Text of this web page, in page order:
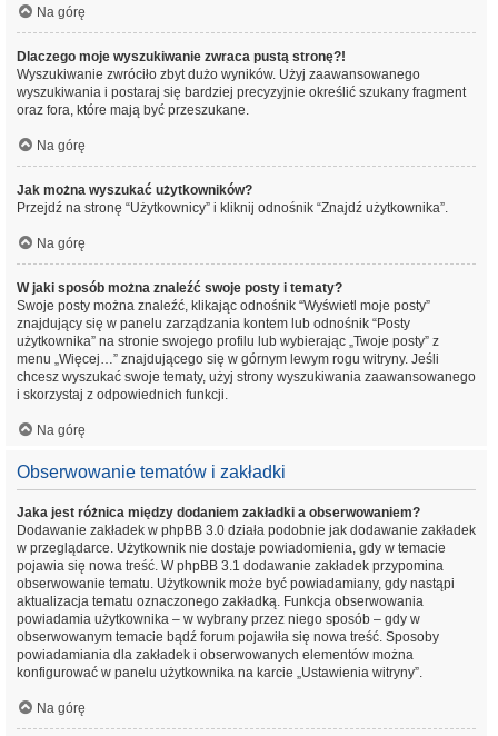
Na górę
Dlaczego moje wyszukiwanie zwraca pustą stronę?!
Wyszukiwanie zwróciło zbyt dużo wyników. Użyj zaawansowanego
wyszukiwania i postaraj się bardziej precyzyjnie określić szukany fragment
oraz fora, które mają być przeszukane.
Na górę
Jak można wyszukać użytkowników?
Przejdź na stronę “Użytkownicy” i kliknij odnośnik “Znajdź użytkownika”.
Na górę
W jaki sposób można znaleźć swoje posty i tematy?
Swoje posty można znaleźć, klikając odnośnik “Wyświetl moje posty”
znajdujący się w panelu zarządzania kontem lub odnośnik “Posty
użytkownika” na stronie swojego profilu lub wybierając „Twoje posty” z
menu „Więcej…” znajdującego się w górnym lewym rogu witryny. Jeśli
chcesz wyszukać swoje tematy, użyj strony wyszukiwania zaawansowanego
i skorzystaj z odpowiednich funkcji.
Na górę
Obserwowanie tematów i zakładki
Jaka jest różnica między dodaniem zakładki a obserwowaniem?
Dodawanie zakładek w phpBB 3.0 działa podobnie jak dodawanie zakładek
w przeglądarce. Użytkownik nie dostaje powiadomienia, gdy w temacie
pojawia się nowa treść. W phpBB 3.1 dodawanie zakładek przypomina
obserwowanie tematu. Użytkownik może być powiadamiany, gdy nastąpi
aktualizacja tematu oznaczonego zakładką. Funkcja obserwowania
powiadamia użytkownika – w wybrany przez niego sposób – gdy w
obserwowanym temacie bądź forum pojawiła się nowa treść. Sposoby
powiadamiania dla zakładek i obserwowanych elementów można
konfigurować w panelu użytkownika na karcie „Ustawienia witryny”.
Na górę